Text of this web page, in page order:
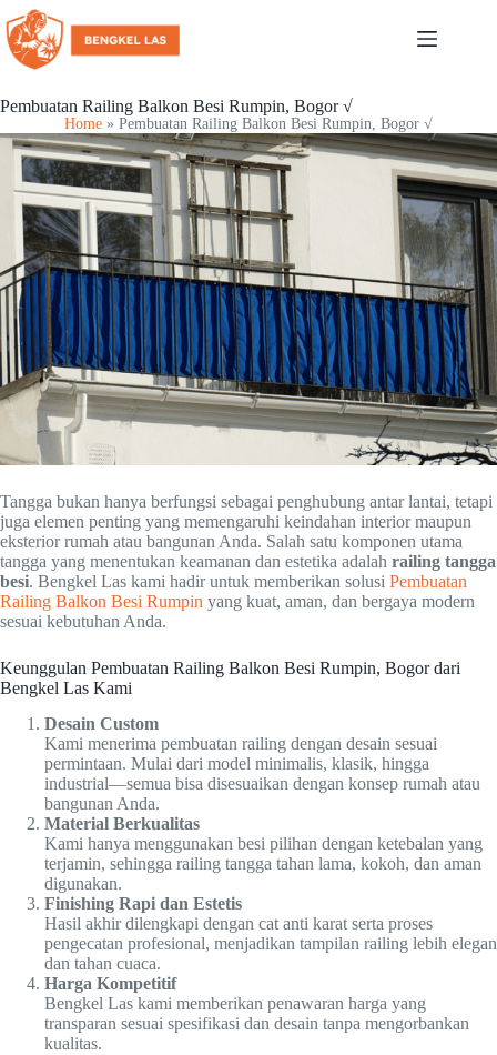
Pembuatan Railing Balkon Besi Rumpin, Bogor √
Home » Pembuatan Railing Balkon Besi Rumpin, Bogor √
Tangga bukan hanya berfungsi sebagai penghubung antar lantai, tetapi
juga elemen penting yang memengaruhi keindahan interior maupun
eksterior rumah atau bangunan Anda. Salah satu komponen utama
tangga yang menentukan keamanan dan estetika adalah railing tangga
besi. Bengkel Las kami hadir untuk memberikan solusi Pembuatan
Railing Balkon Besi Rumpin yang kuat, aman, dan bergaya modern
sesuai kebutuhan Anda.
Keunggulan Pembuatan Railing Balkon Besi Rumpin, Bogor dari
Bengkel Las Kami
Desain Custom
Kami menerima pembuatan railing dengan desain sesuai
permintaan. Mulai dari model minimalis, klasik, hingga
industrial—semua bisa disesuaikan dengan konsep rumah atau
bangunan Anda.
Material Berkualitas
Kami hanya menggunakan besi pilihan dengan ketebalan yang
terjamin, sehingga railing tangga tahan lama, kokoh, dan aman
digunakan.
Finishing Rapi dan Estetis
Hasil akhir dilengkapi dengan cat anti karat serta proses
pengecatan profesional, menjadikan tampilan railing lebih elegan
dan tahan cuaca.
Harga Kompetitif
Bengkel Las kami memberikan penawaran harga yang
transparan sesuai spesifikasi dan desain tanpa mengorbankan
kualitas.